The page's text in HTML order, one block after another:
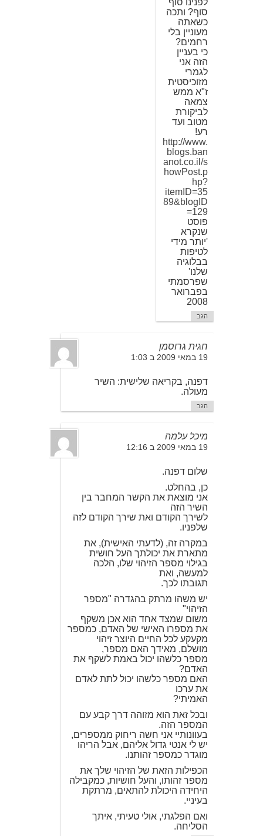
לפנינו סוף
סוף? ותכה
כשאתה
מעוניין בלי
רחמים?
כי בעניין
הזה אני
לגמרי
מזוכיסטית
ז"א ממש
צמאה
לביקורת
מטוב ועד
רע!
http://www.
blogs.ban
anot.co.il/s
howPost.p
hp?
itemID=35
89&blogID
=129
פוסט
שנקרא
'יותר מידי
לטיפות
בבלוגיה
שלנו'
שפרסמתי
בפברואר
2008
הגב
חגית גרוסמן
19 במאי 2009 ב 1:03
דפנה, בקריאה שלישית: השיר
מעולה.
הגב
מיכל עלמה
19 במאי 2009 ב 12:16
שלום דפנה.
כן, בהחלט.
אני מוצאת את הקשר המחבר בין
השיר הזה
לשירך הקודם ואת שירך הקודם לזה
שלפניו.
במקרה זה, (לדעתי האישית), את
מתארת את יכולתך העל חושית
בגילוי מספר הזיהוי שלו, הלכה
למעשה, ואת
תגובתו לכך.
יש משהו מרתק בהגדרה "מספר
הזיהוי"
משום שמצד אחד הוא אכן משקף
את מספרו האישי של האדם, כמספר
מקעקע לכל החיים היוצר זיהוי
מושלם, מאידך האם מספר,
מספר כלשהו יכול באמת לשקף את
האדם?
האם מספר כלשהו יכול לתת לאדם
את ערכו
האמיתי?
ובכל זאת הוא מזוהה דרך קבע עם
המספר הזה.
בעוונותיי אני חשה ריחוק ממספרים,
יש לי אנטי גדול אליהם, אבל הריהו
מוגדר כמספר זהותנו.
הכפילות הזאת של הזיהוי שלך את
מספר זהותו, והעל חושיות, כמקבילה
היחידה היכולת להתאים, מרתקת
בעיניי.
ואם הפלגתי, אולי טעיתי, איתך
הסליחה.